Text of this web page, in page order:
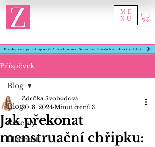
ME
NU
Prodej vstupenek spuštěn! Konference Nová éra ženského zdraví se blíží.
Příspěvek
Blog
Recepty
Plodnost
Blog
Jak překonat
menstruační chřipku:
Zdeňka Svobodová
20. 8. 2024 Minut čtení: 3